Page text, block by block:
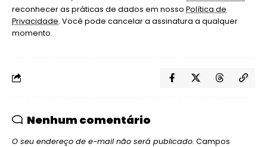
reconhecer as práticas de dados em nosso Política de
Privacidade. Você pode cancelar a assinatura a qualquer
momento.
Nenhum comentário
O seu endereço de e-mail não será publicado. Campos